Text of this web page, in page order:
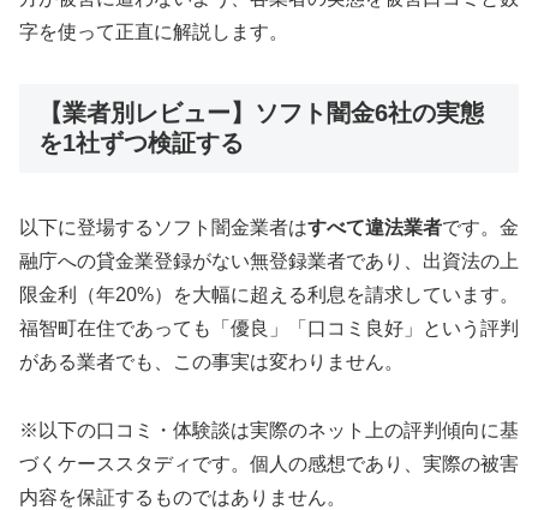
字を使って正直に解説します。
【業者別レビュー】ソフト闇金6社の実態
を1社ずつ検証する
以下に登場するソフト闇金業者はすべて違法業者です。金
融庁への貸金業登録がない無登録業者であり、出資法の上
限金利（年20%）を大幅に超える利息を請求しています。
福智町在住であっても「優良」「口コミ良好」という評判
がある業者でも、この事実は変わりません。
※以下の口コミ・体験談は実際のネット上の評判傾向に基
づくケーススタディです。個人の感想であり、実際の被害
内容を保証するものではありません。